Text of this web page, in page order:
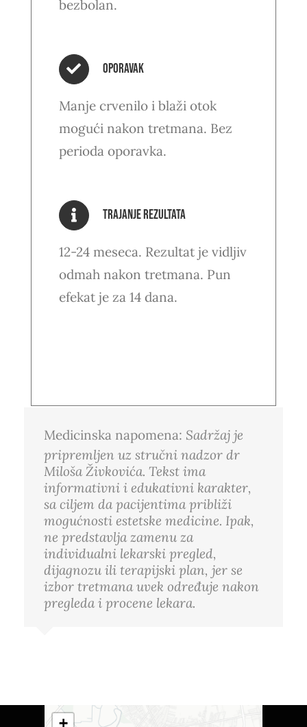
bezbolan.
Oporavak
Manje crvenilo i blaži otok
mogući nakon tretmana. Bez
perioda oporavka.
Trajanje rezultata
12-24 meseca. Rezultat je vidljiv
odmah nakon tretmana. Pun
efekat je za 14 dana.
Medicinska napomena: Sadržaj je
pripremljen uz stručni nadzor dr
Miloša Živkovića. Tekst ima
informativni i edukativni karakter,
sa ciljem da pacijentima približi
mogućnosti estetske medicine. Ipak,
ne predstavlja zamenu za
individualni lekarski pregled,
dijagnozu ili terapijski plan, jer se
izbor tretmana uvek određuje nakon
pregleda i procene lekara.
+